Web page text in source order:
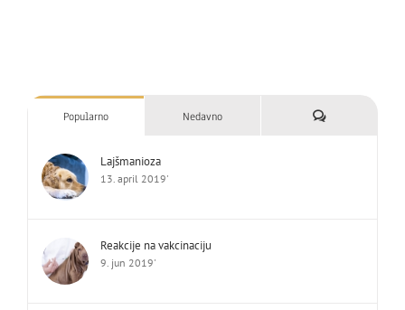
Popularno Nedavno Komentari
Lajšmanioza
13. april 2019'
Reakcije na vakcinaciju
9. jun 2019'